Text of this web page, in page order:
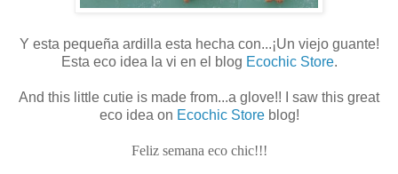
Y esta pequeña ardilla esta hecha con...¡Un viejo guante!
Esta eco idea la vi en el blog Ecochic Store.
And this little cutie is made from...a glove!! I saw this great
eco idea on Ecochic Storeblog!
Feliz semana eco chic!!!